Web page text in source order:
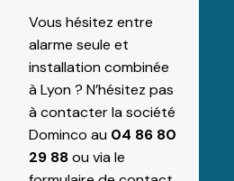
Vous hésitez entre
alarme seule et
installation combinée
à Lyon ? N’hésitez pas
à contacter la société
Dominco au 04 86 80
29 88ou via le